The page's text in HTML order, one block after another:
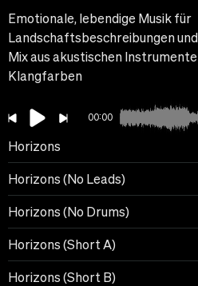
Emotionale, lebendige Musik für
Landschaftsbeschreibungen
Mix aus akustischen
Klangfarben
00:00
Horizons
Horizons (No Leads)
Horizons (No Drums)
Horizons (Short A)
Horizons (Short B)